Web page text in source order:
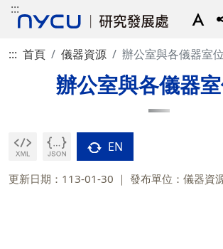
:::
::: 首頁 儀器資源 辦公室與各儀器室
辦公室與各儀器
EN
更新日期：113-01-30 發布單位：儀器資